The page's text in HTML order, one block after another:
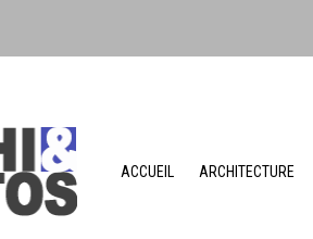
ACCUEIL ARCHITECTURE